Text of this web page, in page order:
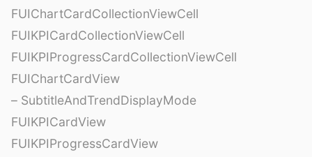
FUIChartCardCollectionViewCell
FUIKPICardCollectionViewCell
FUIKPIProgressCardCollectionViewCell
FUIChartCardView
– SubtitleAndTrendDisplayMode
FUIKPICardView
FUIKPIProgressCardView